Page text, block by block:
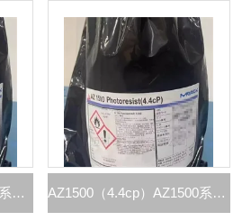
AZ1500（20cp）AZ1500系列G线光刻胶 AZ1500（4.4cp）AZ1500系列i线光刻胶